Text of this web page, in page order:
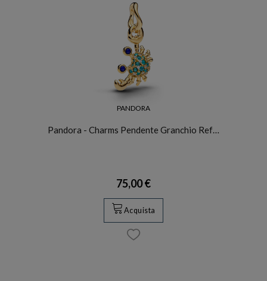
PANDORA
Pandora - Charms Pendente Granchio Ref…
75,00 €
Acquista